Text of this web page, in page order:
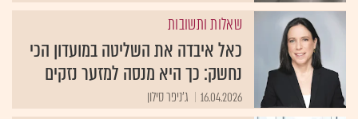
שאלות ותשובות
כאל איבדה את השליטה במועדון הכי
נחשק: כך היא מנסה למזער נזקים
16.04.2026 ג'ניפר סילון